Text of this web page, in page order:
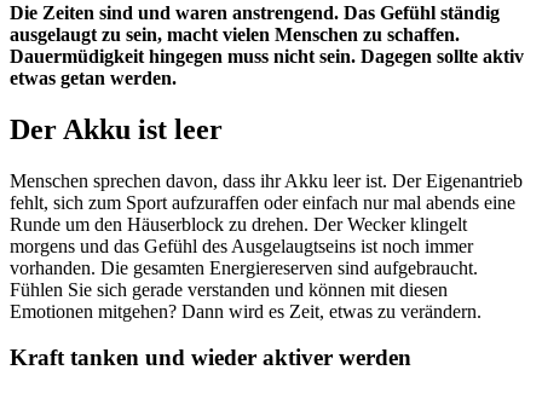
Die Zeiten sind und waren anstrengend. Das Gefühl ständig
ausgelaugt zu sein, macht vielen Menschen zu schaffen.
Dauermüdigkeit hingegen muss nicht sein. Dagegen sollte aktiv
etwas getan werden.
Der Akku ist leer
Menschen sprechen davon, dass ihr Akku leer ist. Der Eigenantrieb
fehlt, sich zum Sport aufzuraffen oder einfach nur mal abends eine
Runde um den Häuserblock zu drehen. Der Wecker klingelt
morgens und das Gefühl des Ausgelaugtseins ist noch immer
vorhanden. Die gesamten Energiereserven sind aufgebraucht.
Fühlen Sie sich gerade verstanden und können mit diesen
Emotionen mitgehen? Dann wird es Zeit, etwas zu verändern.
Kraft tanken und wieder aktiver werden